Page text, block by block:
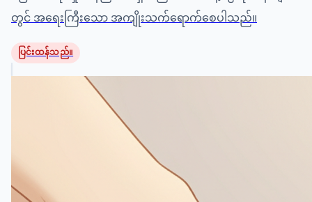
တွင် အရေးကြီးသော အကျိုးသက်ရောက်စေပါသည်။
ပြင်းထန်သည်။